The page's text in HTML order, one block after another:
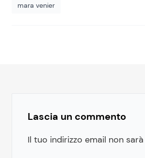
mara venier
Lascia un commento
Il tuo indirizzo email non